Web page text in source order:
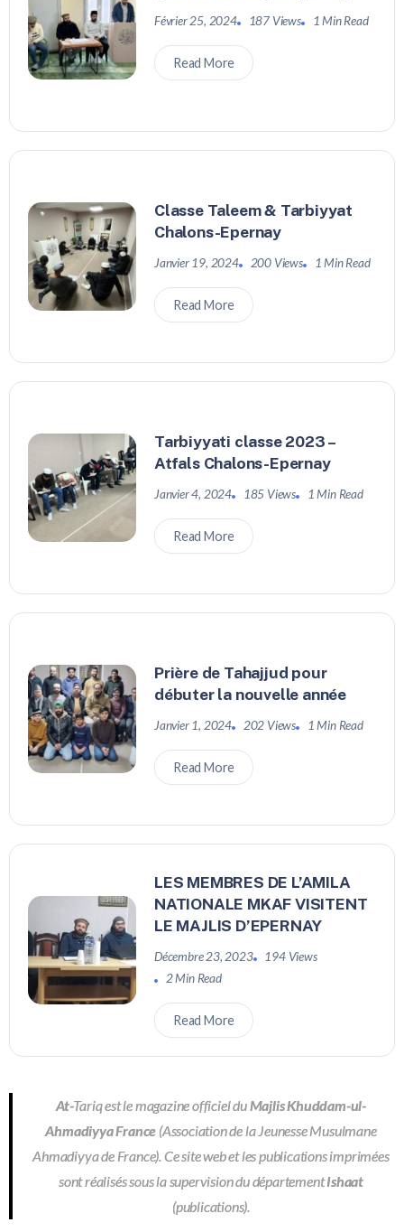
Février 25, 2024 187 Views 1 Min Read
Read More
Classe Taleem & Tarbiyyat
Chalons-Epernay
Janvier 19, 2024 200 Views 1 Min Read
Read More
Tarbiyyati classe 2023 –
Atfals Chalons-Epernay
Janvier 4, 2024 185 Views 1 Min Read
Read More
Prière de Tahajjud pour
débuter la nouvelle année
Janvier 1, 2024 202 Views 1 Min Read
Read More
LES MEMBRES DE L’AMILA
NATIONALE MKAF VISITENT
LE MAJLIS D’EPERNAY
Décembre 23, 2023
194 Views
2 Min Read
Read More
At-Tariq est le magazine officiel du Majlis Khuddam-ul-
Ahmadiyya France (Association de la Jeunesse Musulmane
Ahmadiyya de France). Ce site web et les publications imprimées
sont réalisés sous la supervision du départementIshaat
(publications).